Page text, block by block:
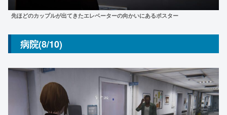
先ほどのカップルが出てきたエレベーターの向かいにあるポスター
病院(8/10)